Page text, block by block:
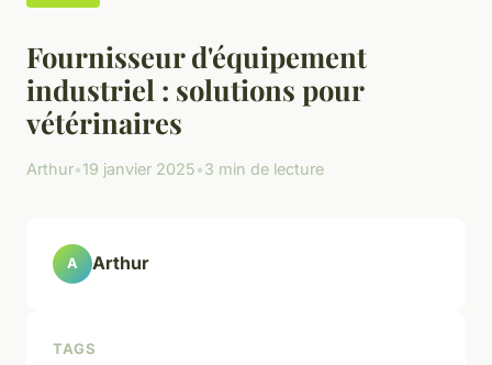
Fournisseur d'équipement
industriel : solutions pour
vétérinaires
Arthur•19 janvier 2025•3 min de lecture
A Arthur
TAGS